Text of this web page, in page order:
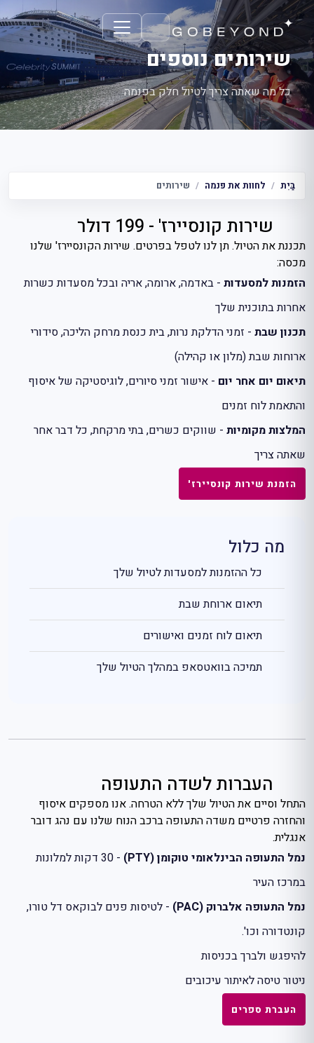
שירותים נוספים
כל מה שאתה צריך לטיול חלק בפנמה
בַּיִת לחוות את פנמה שירותים
שירות קונסיירז' - 199 דולר
תכננת את הטיול. תן לנו לטפל בפרטים. שירות הקונסיירז' שלנו
מכסה:
הזמנות למסעדות - באדמה, ארומה, אריה ובכל מסעדות כשרות
אחרות בתוכנית שלך
תכנון שבת - זמני הדלקת נרות, בית כנסת מרחק הליכה, סידורי
ארוחות שבת (מלון או קהילה)
תיאום יום אחר יום - אישור זמני סיורים, לוגיסטיקה של איסוף
והתאמת לוח זמנים
המלצות מקומיות - שווקים כשרים, בתי מרקחת, כל דבר אחר
שאתה צריך
הזמנת שירות קונסיירז'
מה כלול
כל ההזמנות למסעדות לטיול שלך
תיאום ארוחת שבת
תיאום לוח זמנים ואישורים
תמיכה בוואטסאפ במהלך הטיול שלך
העברות לשדה התעופה
התחל וסיים את הטיול שלך ללא הטרחה. אנו מספקים איסוף
והחזרה פרטיים משדה התעופה ברכב הנוח שלנו עם נהג דובר
אנגלית.
נמל התעופה הבינלאומי טוקומן (PTY)
- 30 דקות למלונות
במרכז העיר
נמל התעופה אלברוק (PAC)
- לטיסות פנים לבוקאס דל טורו,
קונטדורה וכו'.
להיפגש ולברך בכניסות
ניטור טיסה לאיתור עיכובים
העברת ספרים